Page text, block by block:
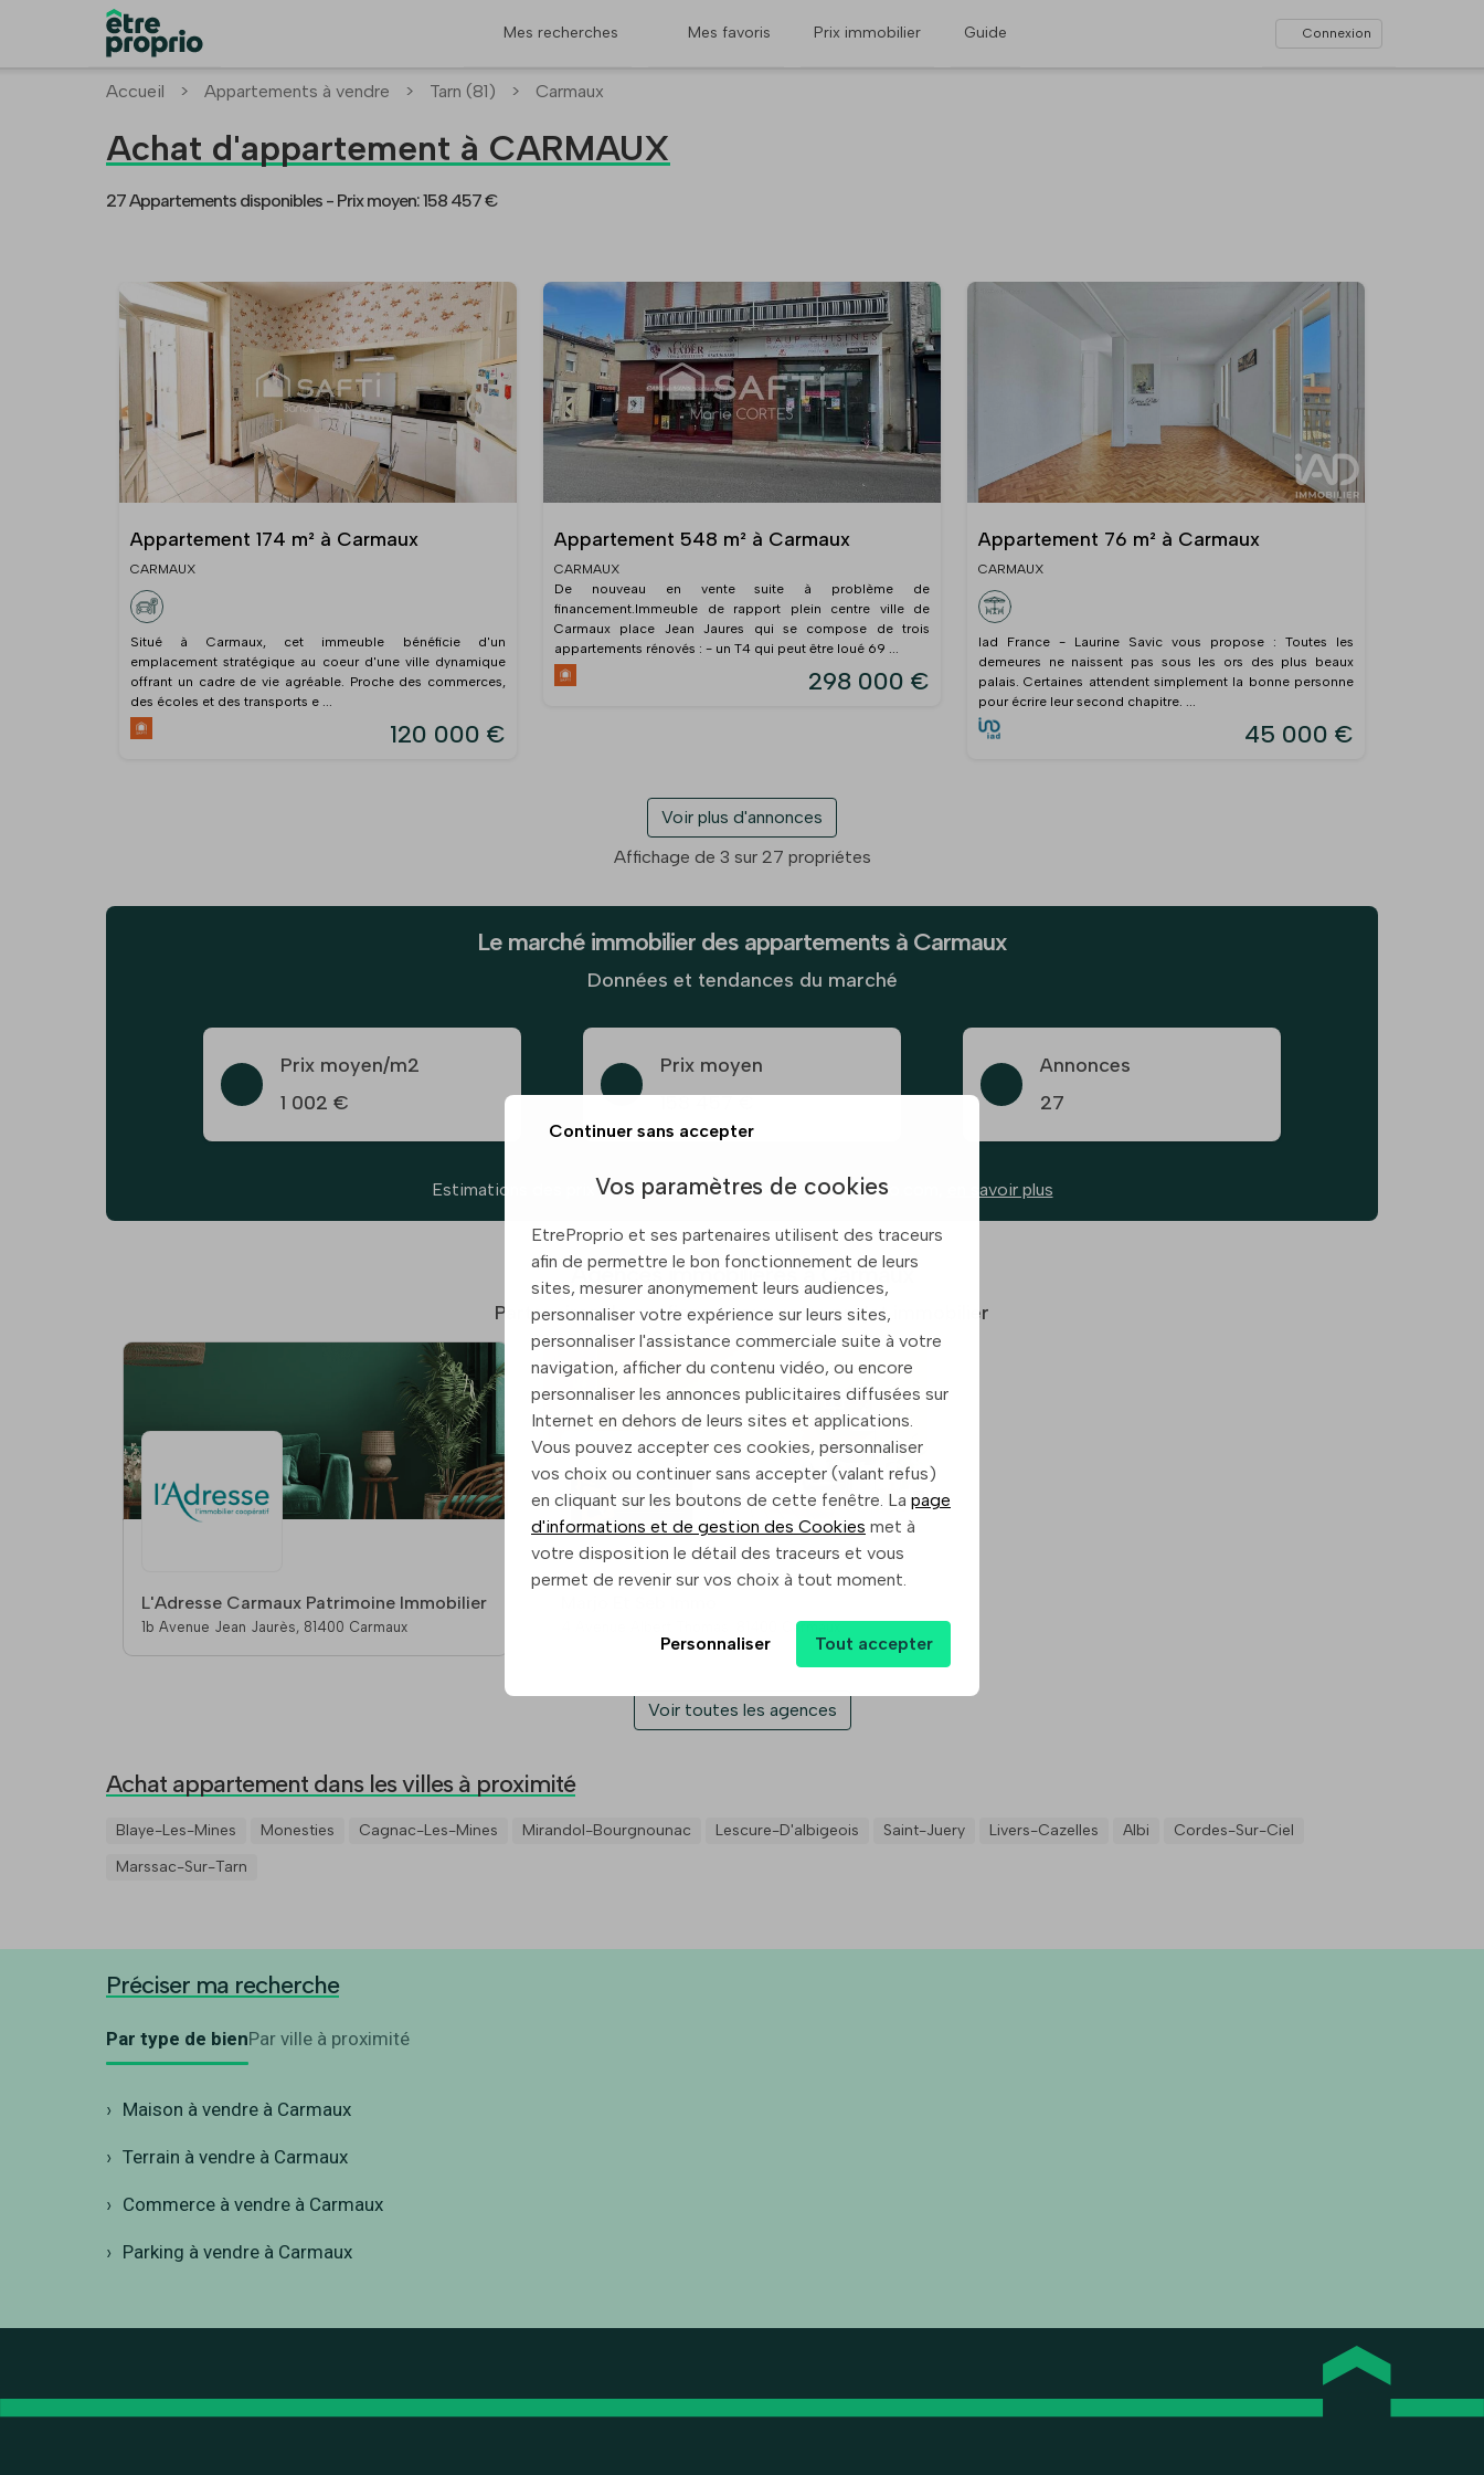
Mes recherches Mes favoris Prix immobilier Guide Connexion
Accueil > Appartements à vendre > Tarn (81) > Carmaux
Achat d'appartement à CARMAUX
27 Appartements disponibles - Prix moyen: 158 457 €
Appartement 174 m² à Carmaux
CARMAUX
Situé à Carmaux, cet immeuble bénéficie d'un
emplacement stratégique au coeur d'une ville dynamique
offrant un cadre de vie agréable. Proche des commerces,
des écoles et des transports e ...
120 000 €
Appartement 548 m² à Carmaux
CARMAUX
De nouveau en vente suite à problème de
financement.Immeuble de rapport plein centre ville de
Carmaux place Jean Jaures qui se compose de trois
appartements rénovés : - un T4 qui peut être loué 69 ...
298 000 €
Appartement 76 m² à Carmaux
CARMAUX
Iad France - Laurine Savic vous propose : Toutes les
demeures ne naissent pas sous les ors des plus beaux
palais. Certaines attendent simplement la bonne personne
pour écrire leur second chapitre. ...
45 000 €
Voir plus d'annonces
Affichage de 3 sur 27 propriétes
Le marché immobilier des appartements à Carmaux
Données et tendances du marché
Prix moyen/m2
1 002 €
Prix moyen
158 457 €
Annonces
27
Estimations des prix basées sur les annonces d’etreproprio.com, en savoir plus
Agences immobilières à Carmaux
Partenaires de confiance pour votre projet immobilier
L'Adresse Carmaux Patrimoine Immobilier
1b Avenue Jean Jaurès, 81400 Carmaux 4 Avenue Albert Thomas, 81400 Carmaux
Voir toutes les agences
Achat appartement dans les villes à proximité
Blaye-Les-Mines Monesties Cagnac-Les-Mines Mirandol-Bourgnounac Lescure-D'albigeois Saint-Juery Livers-Cazelles Albi
Cordes-Sur-Ciel
Marssac-Sur-Tarn
Préciser ma recherche
Par type de bienPar ville à proximité
Maison à vendre à Carmaux
Terrain à vendre à Carmaux
Commerce à vendre à Carmaux
Parking à vendre à Carmaux
Continuer sans accepter
Vos paramètres de cookies
EtreProprio et ses partenaires utilisent des traceurs
afin de permettre le bon fonctionnement de leurs
sites, mesurer anonymement leurs audiences,
personnaliser votre expérience sur leurs sites,
personnaliser l'assistance commerciale suite à votre
navigation, afficher du contenu vidéo, ou encore
personnaliser les annonces publicitaires diffusées sur
Internet en dehors de leurs sites et applications.
Vous pouvez accepter ces cookies, personnaliser
vos choix ou continuer sans accepter (valant refus)
en cliquant sur les boutons de cette fenêtre. La page
d'informations et de gestion des Cookies met à
votre disposition le détail des traceurs et vous
permet de revenir sur vos choix à tout moment.
Personnaliser Tout accepter